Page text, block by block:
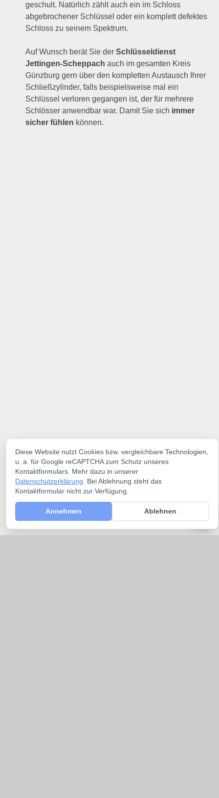
geschult. Natürlich zählt auch ein im Schloss
abgebrochener Schlüssel oder ein komplett defektes
Schloss zu seinem Spektrum.
Auf Wunsch berät Sie derSchlüsseldienst
Jettingen-Scheppach auch im gesamten Kreis
Günzburg gern über den kompletten Austausch Ihrer
Schließzylinder, falls beispielsweise mal ein
Schlüssel verloren gegangen ist, der für mehrere
Schlösser anwendbar war. Damit Sie sich immer
sicher fühlen können.
Diese Website nutzt Cookies bzw. vergleichbare Technologien,
u. a. für Google reCAPTCHA zum Schutz unseres
Kontaktformulars. Mehr dazu in unserer
Datenschutzerklärung . Bei Ablehnung steht das
Kontaktformular nicht zur Verfügung.
Annehmen Ablehnen